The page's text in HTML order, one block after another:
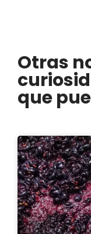
Otras
que